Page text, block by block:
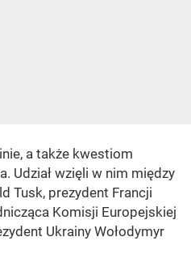
a także kwestiom
Udział wzięli w nim między
Tusk, prezydent Francji
Komisji Europejskiej
Ukrainy Wołodymyr